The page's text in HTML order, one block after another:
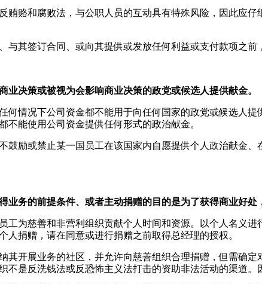
贿赂和腐败法，与公职人员的互动具有特殊风险，因此应
与其签订合同、或向其提供或发放任何利益或支付款项之前
业决策或被视为会影响商业决策的政党或候选人提供献金。
何情况下公司资金都不能用于向任何国家的政党或候选人
不能使用公司资金提供任何形式的政治献金。
鼓励或禁止某一国员工在该国家内自愿提供个人政治献金
业务的前提条件、或者主动捐赠的目的是为了获得商业好
工为慈善和非营利组织贡献个人时间和资源。以个人名义
人捐赠，请在同意或进行捐赠之前取得总经理的授权。
其开展业务的社区，并允许向慈善组织合理捐赠，但需确
不是反洗钱法或反恐怖主义法打击的资助非法活动的渠道